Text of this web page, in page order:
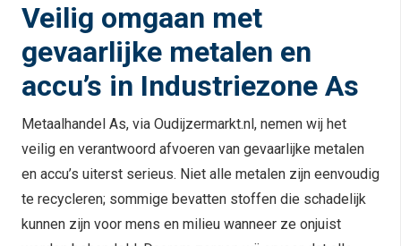
Veilig omgaan met
gevaarlijke metalen en
accu’s in Industriezone As
Metaalhandel As, via Oudijzermarkt.nl, nemen wij het
veilig en verantwoord afvoeren van gevaarlijke metalen
en accu’s uiterst serieus. Niet alle metalen zijn eenvoudig
te recycleren; sommige bevatten stoffen die schadelijk
kunnen zijn voor mens en milieu wanneer ze onjuist